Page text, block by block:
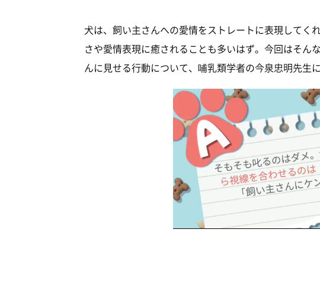
犬は、飼い主さんへの愛情をストレートに表現してく
さや愛情表現に癒されることも多いはず。今回はそん
んに見せる行動について、哺乳類学者の今泉忠明先生